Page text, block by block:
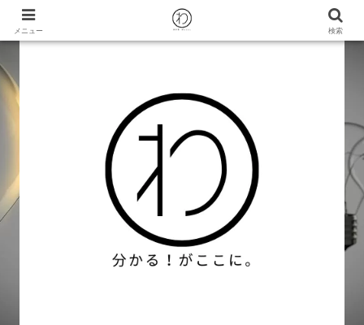
メニュー 検索